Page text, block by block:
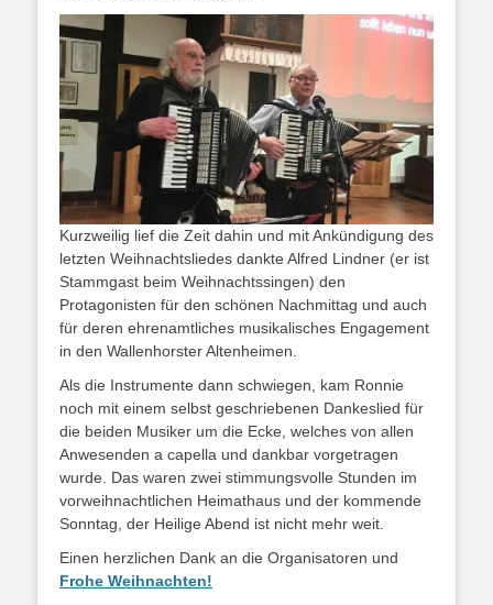
Kurzweilig lief die Zeit dahin und mit Ankündigung des
letzten Weihnachtsliedes dankte Alfred Lindner (er ist
Stammgast beim Weihnachtssingen) den
Protagonisten für den schönen Nachmittag und auch
für deren ehrenamtliches musikalisches Engagement
in den Wallenhorster Altenheimen.
Als die Instrumente dann schwiegen, kam Ronnie
noch mit einem selbst geschriebenen Dankeslied für
die beiden Musiker um die Ecke, welches von allen
Anwesenden a capella und dankbar vorgetragen
wurde. Das waren zwei stimmungsvolle Stunden im
vorweihnachtlichen Heimathaus und der kommende
Sonntag, der Heilige Abend ist nicht mehr weit.
Einen herzlichen Dank an die Organisatoren und
Frohe Weihnachten!